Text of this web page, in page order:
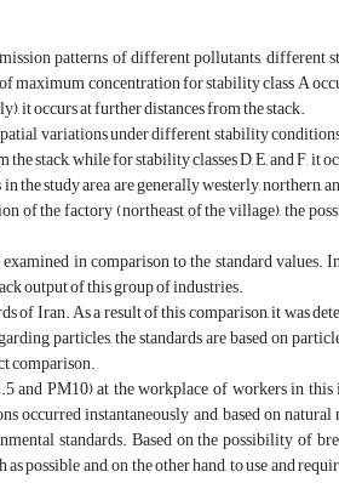
patterns of different pollutants, different
concentration for stability class A
it occurs at further distances from the stack.
variations under different stability
stack, while for stability classes D, E, and F, it
the study area are generally westerly, northern,
of the factory (northeast of the village), the
in comparison to the standard values.
output of this group of industries.
of Iran. As a result of this comparison, it was
particles, the standards are based on
comparison.
and PM10) at the workplace of workers in
instantaneously and, based on
standards. Based on the possibility of
possible and, on the other hand, to use and